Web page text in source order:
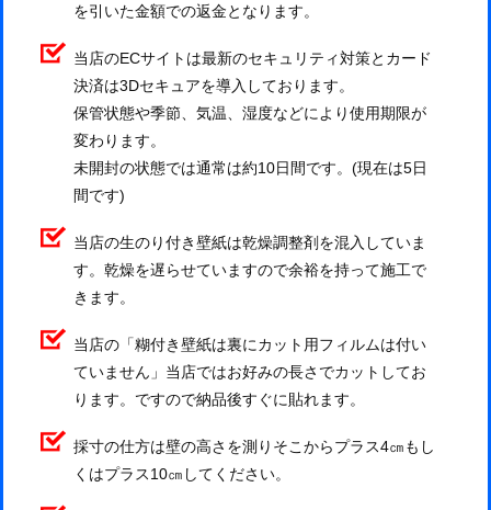
を引いた金額での返金となります。
当店のECサイトは最新のセキュリティ対策とカード
決済は3Dセキュアを導入しております。
保管状態や季節、気温、湿度などにより使用期限が
変わります。
未開封の状態では通常は約10日間です。(現在は5日
間です)
当店の生のり付き壁紙は乾燥調整剤を混入していま
す。乾燥を遅らせていますので余裕を持って施工で
きます。
当店の「糊付き壁紙は裏にカット用フィルムは付い
ていません」当店ではお好みの長さでカットしてお
ります。ですので納品後すぐに貼れます。
採寸の仕方は壁の高さを測りそこからプラス4㎝もし
くはプラス10㎝してください。